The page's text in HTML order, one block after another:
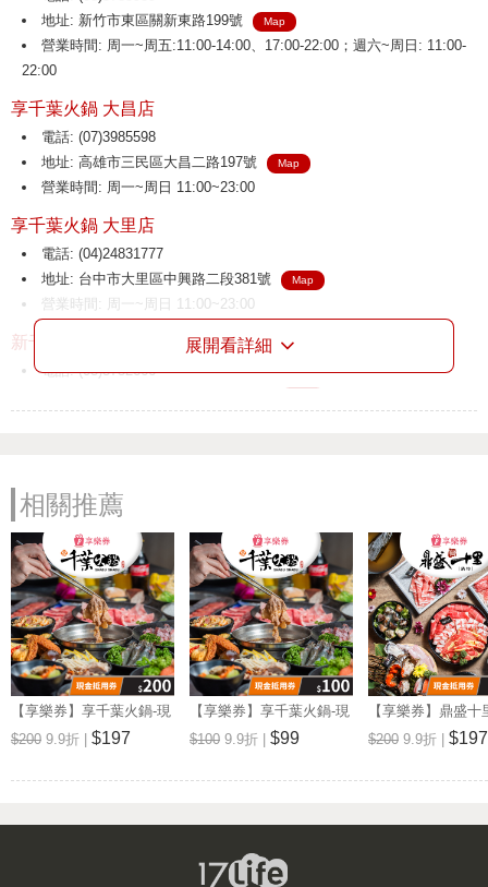
地址: 新竹市東區關新東路199號
Map
營業時間: 周一~周五:11:00-14:00、17:00-22:00；週六~周日: 11:00-
22:00
享千葉火鍋 大昌店
電話: (07)3985598
地址: 高雄市三民區大昌二路197號
Map
營業時間: 周一~周日 11:00~23:00
享千葉火鍋 大里店
電話: (04)24831777
地址: 台中市大里區中興路二段381號
Map
營業時間: 周一~周日 11:00~23:00
新千葉火鍋 介壽店
電話: (03)3752666
地址: 雲林縣斗六市民生南路182號
營業時間: 周一~周日 11:00~23:00
新千葉火鍋 西門店
電話: (02)23317288
地址: 台北市萬華區峨眉街52號7F
Map
營業時間: 週一至週日: 11:00~23:00
千葉火鍋 台東尊爵館
電話: (089)333890
地址: 台東市博愛路432號
Map
地址: 屏東市太原路17-1號
Map
展開看詳細
相關推薦
【享樂券】享千葉火鍋-現
金抵用券200元(一次型)
$200 9.9折 | $197
【享樂券】享千葉火鍋-現
金抵用券100元(一次型)
$100 9.9折 | $99
【享樂券】鼎盛十
抵用券200元(一次
$200 9.9折 | $197